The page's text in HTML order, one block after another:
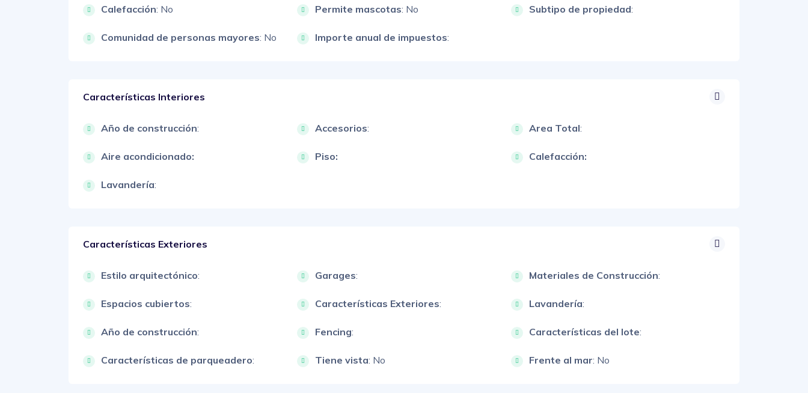
Calefacción: No Permite mascotas: No Subtipo de propiedad:
Comunidad de personas mayores: No Importe anual de impuestos:
Características Interiores
Año de construcción: Accesorios: Area Total:
Aire acondicionado: Piso: Calefacción:
Lavandería:
Características Exteriores
Estilo arquitectónico: Garages: Materiales de Construcción:
Espacios cubiertos: Características Exteriores: Lavandería:
Año de construcción: Fencing: Características del lote:
Características de parqueadero: Tiene vista: No Frente al mar: No